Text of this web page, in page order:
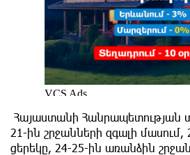
Հայաստանի Հանրապետության
21-ին շրջանների զգալի մասում,
ցերեկը, 24-25-ին առանձին